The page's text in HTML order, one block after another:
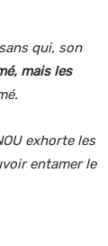
qui, son
mais les
exhorte les
entamer le